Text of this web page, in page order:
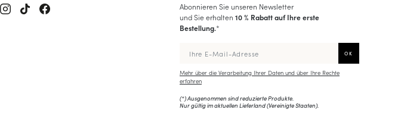
Abonnieren Sie unseren Newsletter
und Sie erhalten 10 % Rabatt auf Ihre erste
Bestellung.*
Mehr über die Verarbeitung Ihrer Daten und über Ihre Rechte
erfahren
(*) Ausgenommen sind reduzierte Produkte.
Nur gültig im aktuellen Lieferland (Vereinigte Staaten).